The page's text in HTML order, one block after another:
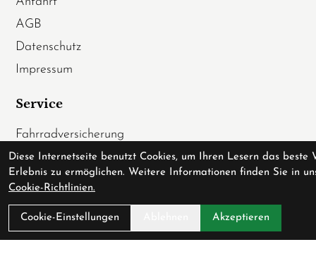
AGB
Datenschutz
Impressum
Service
Fahrradversicherung
Werkstatt
Downloadcenter
Batterieentsorgung
Gutscheine
Diese Internetseite benutzt Cookies, um Ihren Lesern das beste
Erlebnis zu ermöglichen. Weitere Informationen finden Sie in
Cookie-Richtlinien.
Cookie-Einstellungen Akzeptieren